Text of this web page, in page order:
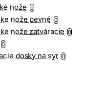
nože 0
nože pevné 0
nože zatváracie 0
0
dosky na syr 0